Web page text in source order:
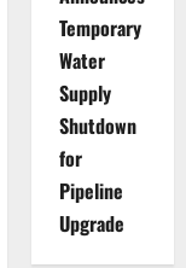
Temporary
Water
Supply
Shutdown
for
Pipeline
Upgrade